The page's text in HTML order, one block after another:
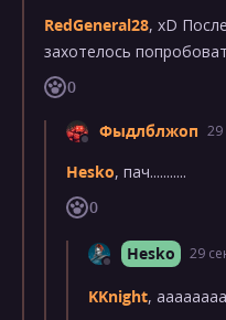
RedGeneral28, xD
захотелось
0
Фыдлблжоп 29
Hesko, пач...........
0
Hesko 29
KKnight,